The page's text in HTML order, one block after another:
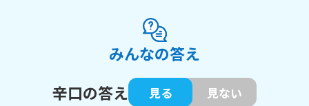
みんなの答え
辛口の答え
見る 見ない